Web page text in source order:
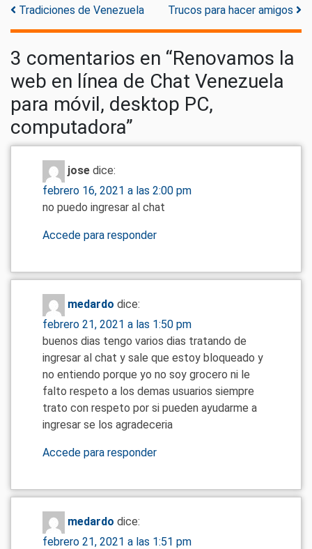
Post navigation
Tradiciones de Venezuela Trucos para hacer amigos
3 comentarios en “Renovamos la
web en línea de Chat Venezuela
para móvil, desktop PC,
computadora”
jose dice:
febrero 16, 2021 a las 2:00 pm
no puedo ingresar al chat
Accede para responder
medardo dice:
febrero 21, 2021 a las 1:50 pm
buenos dias tengo varios dias tratando de
ingresar al chat y sale que estoy bloqueado y
no entiendo porque yo no soy grocero ni le
falto respeto a los demas usuarios siempre
trato con respeto por si pueden ayudarme a
ingresar se los agradeceria
Accede para responder
medardo dice:
febrero 21, 2021 a las 1:51 pm